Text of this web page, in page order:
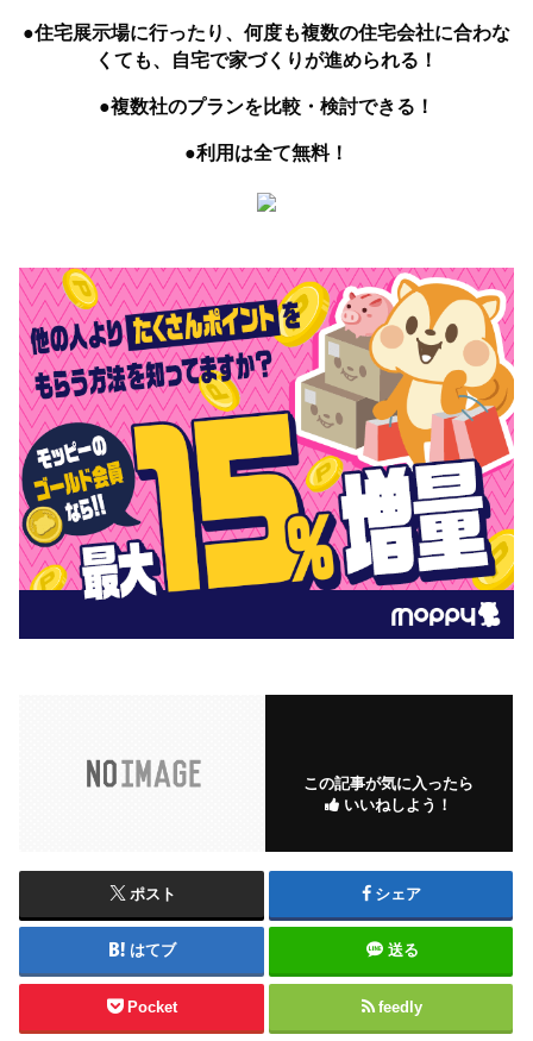
●住宅展示場に行ったり、何度も複数の住宅会社に合わな
くても、自宅で家づくりが進められる！
●複数社のプランを比較・検討できる！
●利用は全て無料！
この記事が気に入ったら
いいねしよう！
ポスト シェア
はてブ 送る
Pocket feedly